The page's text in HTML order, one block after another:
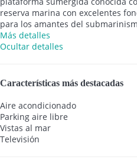
reserva marina con excelentes
para los amantes del
Más detalles
Ocultar detalles
Características más destacadas
Aire acondicionado
Parking aire libre
Vistas al mar
Televisión